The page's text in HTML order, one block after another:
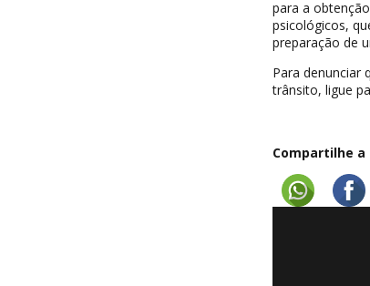
para a
psicológicos,
preparação de
Para denunciar
trânsito, ligue
Compartilhe